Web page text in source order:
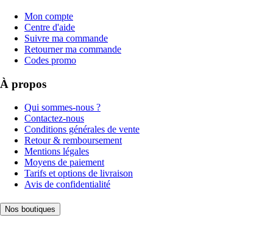
Mon compte
Centre d'aide
Suivre ma commande
Retourner ma commande
Codes promo
À propos
Qui sommes-nous ?
Contactez-nous
Conditions générales de vente
Retour & remboursement
Mentions légales
Moyens de paiement
Tarifs et options de livraison
Avis de confidentialité
Nos boutiques